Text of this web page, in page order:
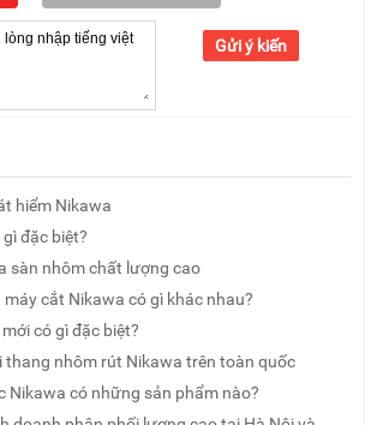
Gửi ý kiến
hiểm Nikawa
đặc biệt?
sàn nhôm chất lượng cao
cắt Nikawa có gì khác nhau?
có gì đặc biệt?
thang nhôm rút Nikawa trên toàn quốc
Nikawa có những sản phẩm nào?